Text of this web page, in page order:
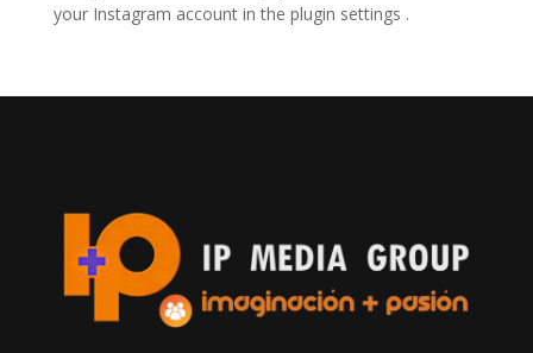
your Instagram account in the plugin settings .